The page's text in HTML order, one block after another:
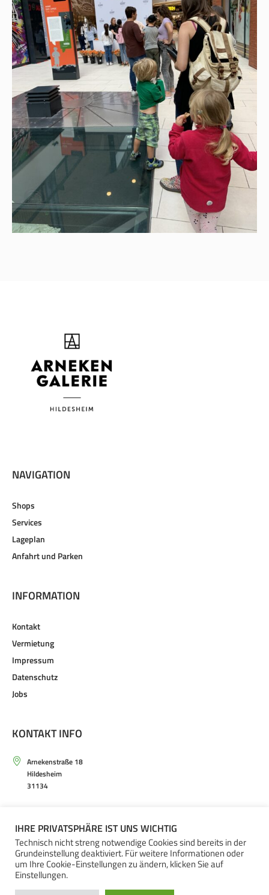
NAVIGATION
Shops
Services
Lageplan
Anfahrt und Parken
INFORMATION
Kontakt
Vermietung
Impressum
Datenschutz
Jobs
KONTAKT INFO
Arnekenstraße 18
Hildesheim
31134
+49(0)5121 – 20 66 30
IHRE PRIVATSPHÄRE IST UNS WICHTIG
Technisch nicht streng notwendige Cookies sind bereits in der
Grundeinstellung deaktiviert. Für weitere Informationen oder
um Ihre Cookie-Einstellungen zu ändern, klicken Sie auf
Einstellungen.